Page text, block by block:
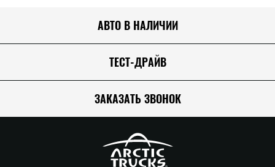
АВТО В НАЛИЧИИ
ТЕСТ-ДРАЙВ
ЗАКАЗАТЬ ЗВОНОК